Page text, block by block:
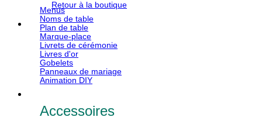
Retour à la boutique
Menus
Noms de table
Plan de table
Marque-place
Livrets de cérémonie
Livres d'or
Gobelets
Panneaux de mariage
Animation DIY
Accessoires